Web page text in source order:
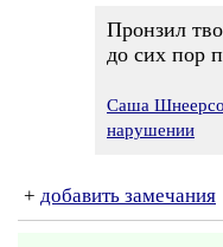
Пронзил
до сих пор
Саша
нарушении
+ добавить замечания